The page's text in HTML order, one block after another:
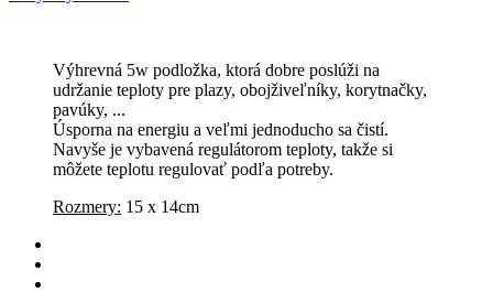
Výhrevná 5w podložka, ktorá dobre poslúži na
udržanie teploty pre plazy, obojživeľníky, korytnačky,
pavúky, ...
Úsporna na energiu a veľmi jednoducho sa čistí.
Navyše je vybavená regulátorom teploty, takže si
môžete teplotu regulovať podľa potreby.
Rozmery: 15 x 14cm